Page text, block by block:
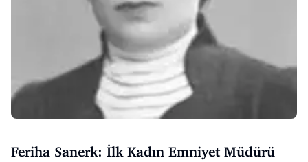
Feriha Sanerk: İlk Kadın Emniyet Müdürü